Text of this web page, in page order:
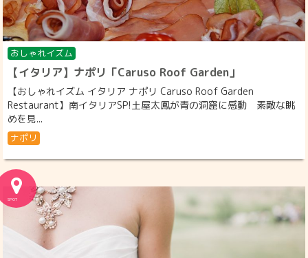
おしゃれイズム
【イタリア】ナポリ「Caruso Roof Garden」
【おしゃれイズム イタリア ナポリ Caruso Roof Garden
Restaurant】南イタリアSP!土屋太鳳が青の洞窟に感動 素敵な眺
めを見...
ナポリ